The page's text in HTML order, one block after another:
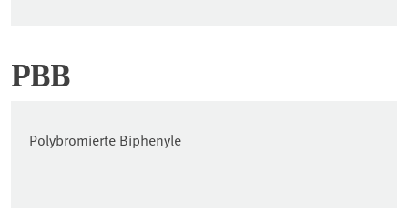
PBB
Polybromierte Biphenyle